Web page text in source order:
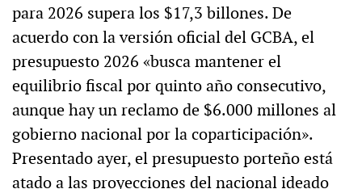
para 2026 supera los $17,3 billones. De
acuerdo con la versión oficial del GCBA, el
presupuesto 2026 «busca mantener el
equilibrio fiscal por quinto año consecutivo,
aunque hay un reclamo de $6.000 millones al
gobierno nacional por la coparticipación».
Presentado ayer, el presupuesto porteño está
atado a las proyecciones del nacional ideado